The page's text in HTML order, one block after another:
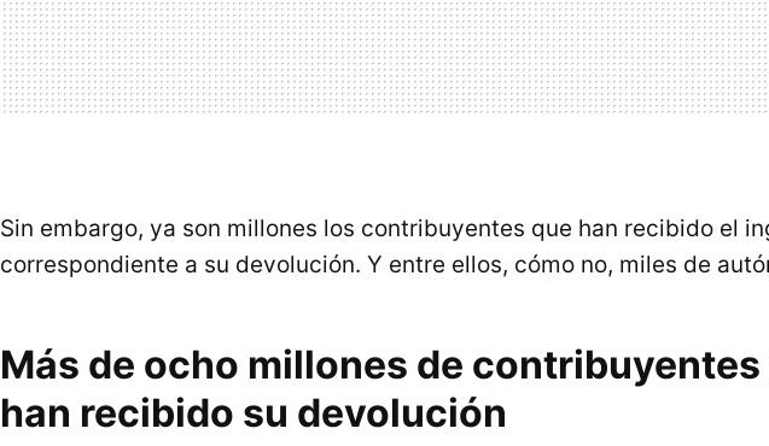
Sin embargo, ya son millones los contribuyentes que han recibido el
correspondiente a su devolución. Y entre ellos, cómo no, miles de
Más de ocho millones de contribuyentes
han recibido su devolución